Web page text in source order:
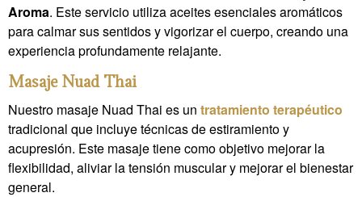
Aroma. Este servicio utiliza aceites esenciales aromáticos
para calmar sus sentidos y vigorizar el cuerpo, creando una
experiencia profundamente relajante.
Masaje Nuad Thai
Nuestro masaje Nuad Thai es un tratamiento terapéutico
tradicional que incluye técnicas de estiramiento y
acupresión. Este masaje tiene como objetivo mejorar la
flexibilidad, aliviar la tensión muscular y mejorar el bienestar
general.